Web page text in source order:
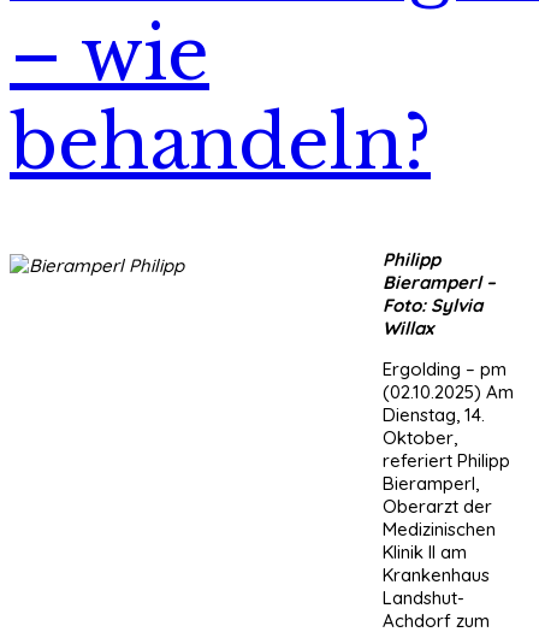
– wie
behandeln?
Philipp
Bieramperl –
Foto: Sylvia
Willax
Ergolding – pm
(02.10.2025) Am
Dienstag, 14.
Oktober,
referiert Philipp
Bieramperl,
Oberarzt der
Medizinischen
Klinik II am
Krankenhaus
Landshut-
Achdorf zum